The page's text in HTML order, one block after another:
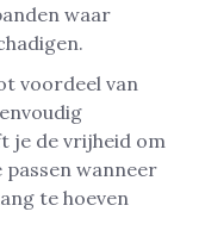
waar
voordeel van
je de vrijheid om
passen wanneer
te hoeven